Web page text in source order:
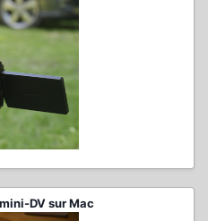
DV sur Mac